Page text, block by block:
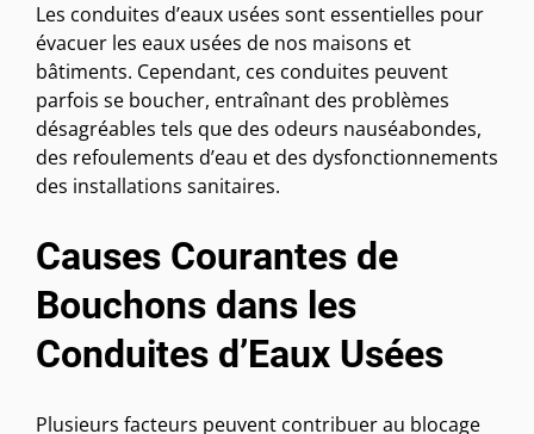
Les conduites d’eaux usées sont essentielles pour
évacuer les eaux usées de nos maisons et
bâtiments. Cependant, ces conduites peuvent
parfois se boucher, entraînant des problèmes
désagréables tels que des odeurs nauséabondes,
des refoulements d’eau et des dysfonctionnements
des installations sanitaires.
Causes Courantes de
Bouchons dans les
Conduites d’Eaux Usées
Plusieurs facteurs peuvent contribuer au blocage